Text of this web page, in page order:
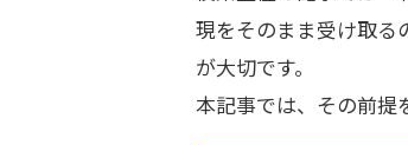
現をそのまま受け取る
が大切です。
本記事では、その前提